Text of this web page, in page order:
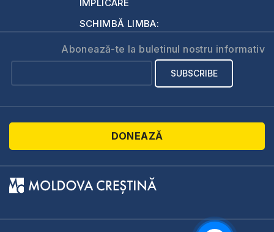
IMPLICARE
SCHIMBĂ LIMBA:
Abonează-te la buletinul nostru informativ
DONEAZĂ